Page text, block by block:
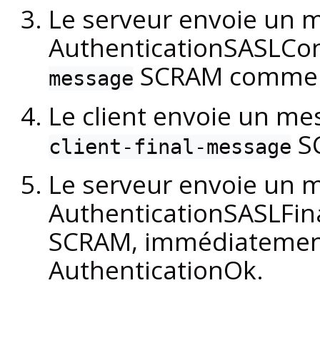
Le serveur envoie un
message SCRAM
Le client envoie un
client-final-message
Le serveur envoie un
SCRAM,
AuthenticationOk.